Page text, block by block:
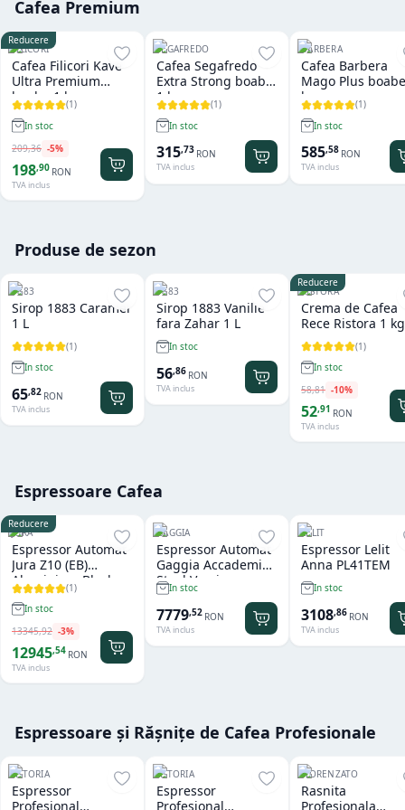
Cafea Premium
Reducere
FILICORI
Cafea Filicori Kave
Ultra Premium
boabe 1 kg
(1)
In stoc
209,36 -5%
198,90 RON
TVA inclus
SEGAFREDO
Cafea Segafredo
Extra Strong boabe
1 kg
(1)
In stoc
315,73 RON
TVA inclus
BARBERA
Cafea Barbera
Mago Plus
kg
(1)
In stoc
585,58 RON
TVA inclus
Produse de sezon
1883
Sirop 1883 Caramel
1 L
(1)
In stoc
65,82 RON
TVA inclus
1883
Sirop 1883 Vanilie
fara Zahar 1 L
In stoc
56,86 RON
TVA inclus
Reducere
RISTORA
Crema de Cafea
Rece Ristora 1 kg
(1)
In stoc
58,81 -10%
52,91 RON
TVA inclus
Espressoare Cafea
Reducere
JURA
Espressor Automat
Jura Z10 (EB)
Aluminium Black
(1)
In stoc
13345,92 -3%
12945,54 RON
TVA inclus
GAGGIA
Espressor Automat
Gaggia Accademia
Steel Version
In stoc
7779,52 RON
TVA inclus
LELIT
Espressor Lelit
Anna PL41TEM
In stoc
3108,86 RON
TVA inclus
Espressoare și Rășnițe de Cafea Profesionale
ASTORIA
Espressor
Profesional
ASTORIA
Espressor
Profesional
FIORENZATO
Rasnita
Profesionala